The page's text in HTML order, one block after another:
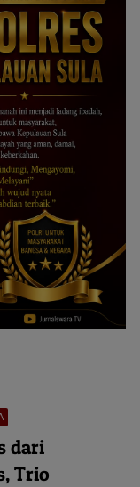
dari
Trio